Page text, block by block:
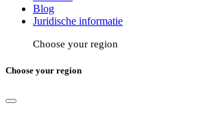
Blog
Juridische informatie
Choose your region
Choose your region